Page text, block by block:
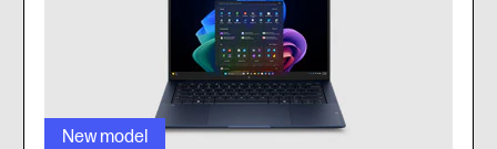
New model